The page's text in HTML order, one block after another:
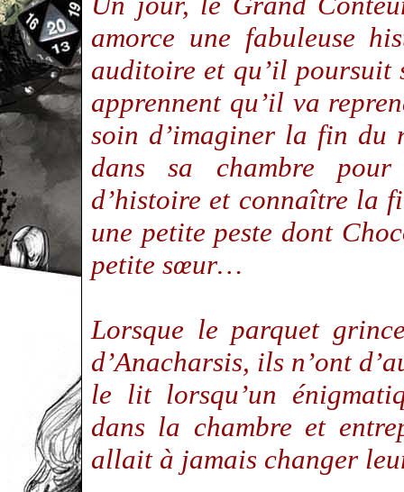
amorce une fabuleuse
auditoire et qu’il
apprennent qu’il va
soin d’imaginer la fin du
dans sa chambre
d’histoire et connaître la
une petite peste dont
petite sœur…
Lorsque le parquet
d’Anacharsis, ils n’ont
le lit lorsqu’un
dans la chambre et
allait à jamais changer